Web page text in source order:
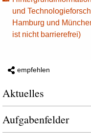
und
Hamburg und
ist nicht barrierefrei)
empfehlen
Aktuelles
Aufgabenfelder